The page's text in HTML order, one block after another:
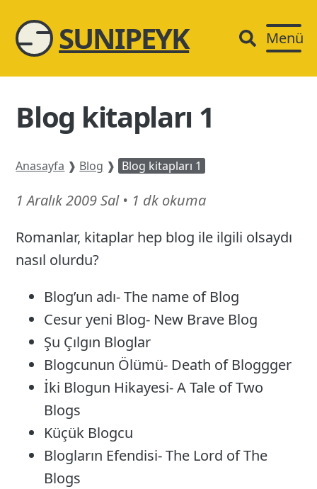
SUNIPEYK Menü
Blog kitapları 1
Anasayfa ❱ Blog ❱ Blog kitapları 1
1 Aralık 2009 Sal 15
26
• 1 dk okuma
Romanlar, kitaplar hep blog ile ilgili olsaydı
nasıl olurdu?
Blog’un adı- The name of Blog
Cesur yeni Blog- New Brave Blog
Şu Çılgın Bloglar
Blogcunun Ölümü- Death of Bloggger
İki Blogun Hikayesi- A Tale of Two
Blogs
Küçük Blogcu
Blogların Efendisi- The Lord of The
Blogs